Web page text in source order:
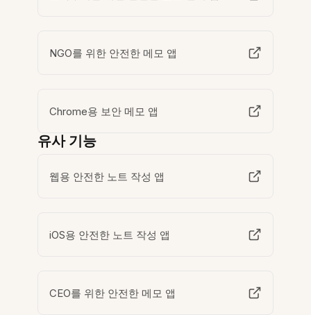
NGO를 위한 안전한 메모 앱
Chrome용 보안 메모 앱
유사 기능
웹용 안전한 노트 작성 앱
iOS용 안전한 노트 작성 앱
CEO를 위한 안전한 메모 앱